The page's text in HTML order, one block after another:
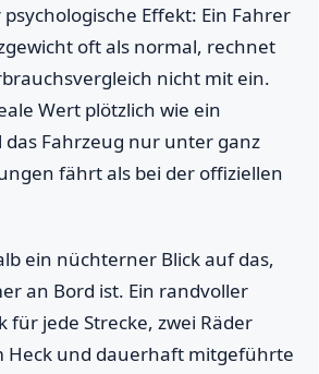
Effekt: Ein Fahrer
oft als normal, rechnet
nicht mit ein.
Wert plötzlich wie ein
das Fahrzeug nur unter ganz
fährt als bei der offiziellen
ein nüchterner Blick auf das,
an Bord ist. Ein randvoller
für jede Strecke, zwei Räder
Heck und dauerhaft mitgeführte